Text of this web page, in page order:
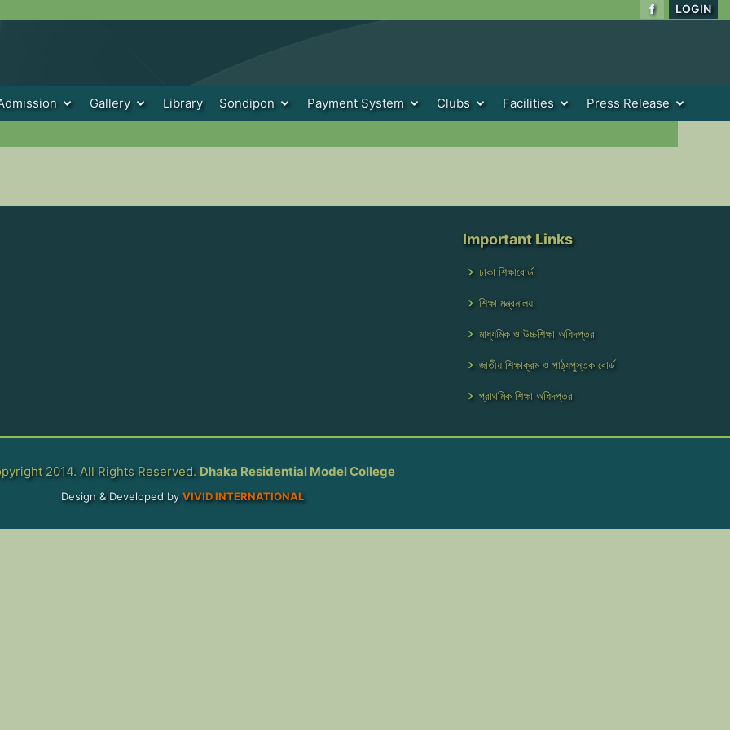
LOGIN
Gallery Library Sondipon Payment System Clubs Facilities Press Release
Important Links
ঢাকা শিক্ষাবোর্ড
শিক্ষা মন্ত্রনালয়
মাধ্যমিক ও উচ্চশিক্ষা অধিদপ্তর
জাতীয় শিক্ষাক্রম ও পাঠ্যপুস্তক বোর্ড
প্রাথমিক শিক্ষা অধিদপ্তর
2014. All Rights Reserved. Dhaka Residential Model College
Design & Developed by VIVID INTERNATIONAL